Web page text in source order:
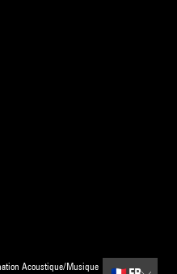
Acoustique/Musique